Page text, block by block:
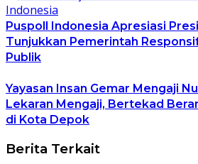
Puspoll Indonesia Apresiasi
Tunjukkan Pemerintah
Publik
Yayasan Insan Gemar Mengaji
Lekaran Mengaji, Bertekad
di Kota Depok
Berita Terkait